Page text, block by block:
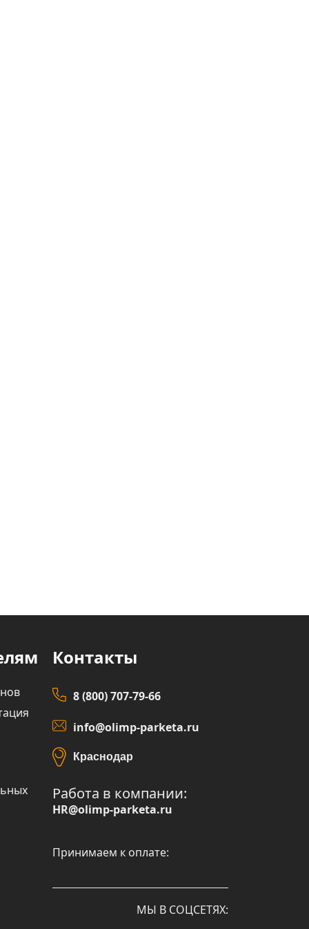
Контакты
8 (800) 707-79-66
info@olimp-parketa.ru
Краснодар
Работа в компании:
HR@olimp-parketa.ru
Принимаем к оплате:
МЫ В СОЦСЕТЯХ: